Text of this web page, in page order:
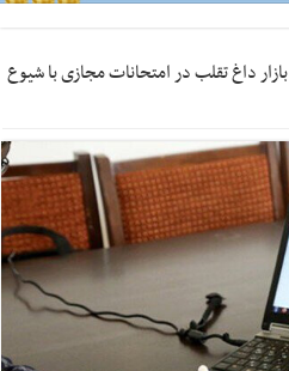
بازار داغ تقلب در امتحانات مجازی با شیوع